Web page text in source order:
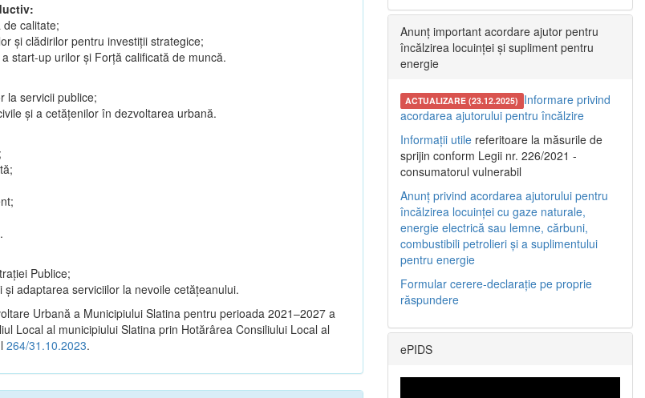
calitate;
și clădirilor pentru investiții strategice;
start-up urilor și Forță calificată de muncă.
la servicii publice;
și a cetățenilor în dezvoltarea urbană.
Publice;
și adaptarea serviciilor la nevoile cetățeanului.
Urbană a Municipiului Slatina pentru perioada 2021–2027 a
Local al municipiului Slatina prin Hotărârea Consiliului Local al
264/31.10.2023.
Anunț important acordare ajutor pentru
încălzirea locuinței și supliment pentru
energie
ACTUALIZARE (23.12.2025) Informare privind
acordarea ajutorului pentru încălzire
Informații utile referitoare la măsurile de
sprijin conform Legii nr. 226/2021 -
consumatorul vulnerabil
Anunț privind acordarea ajutorului pentru
încălzirea locuinței cu gaze naturale,
energie electrică sau lemne, cărbuni,
combustibili petrolieri și a suplimentului
pentru energie
Formular cerere-declarație pe proprie
răspundere
ePIDS